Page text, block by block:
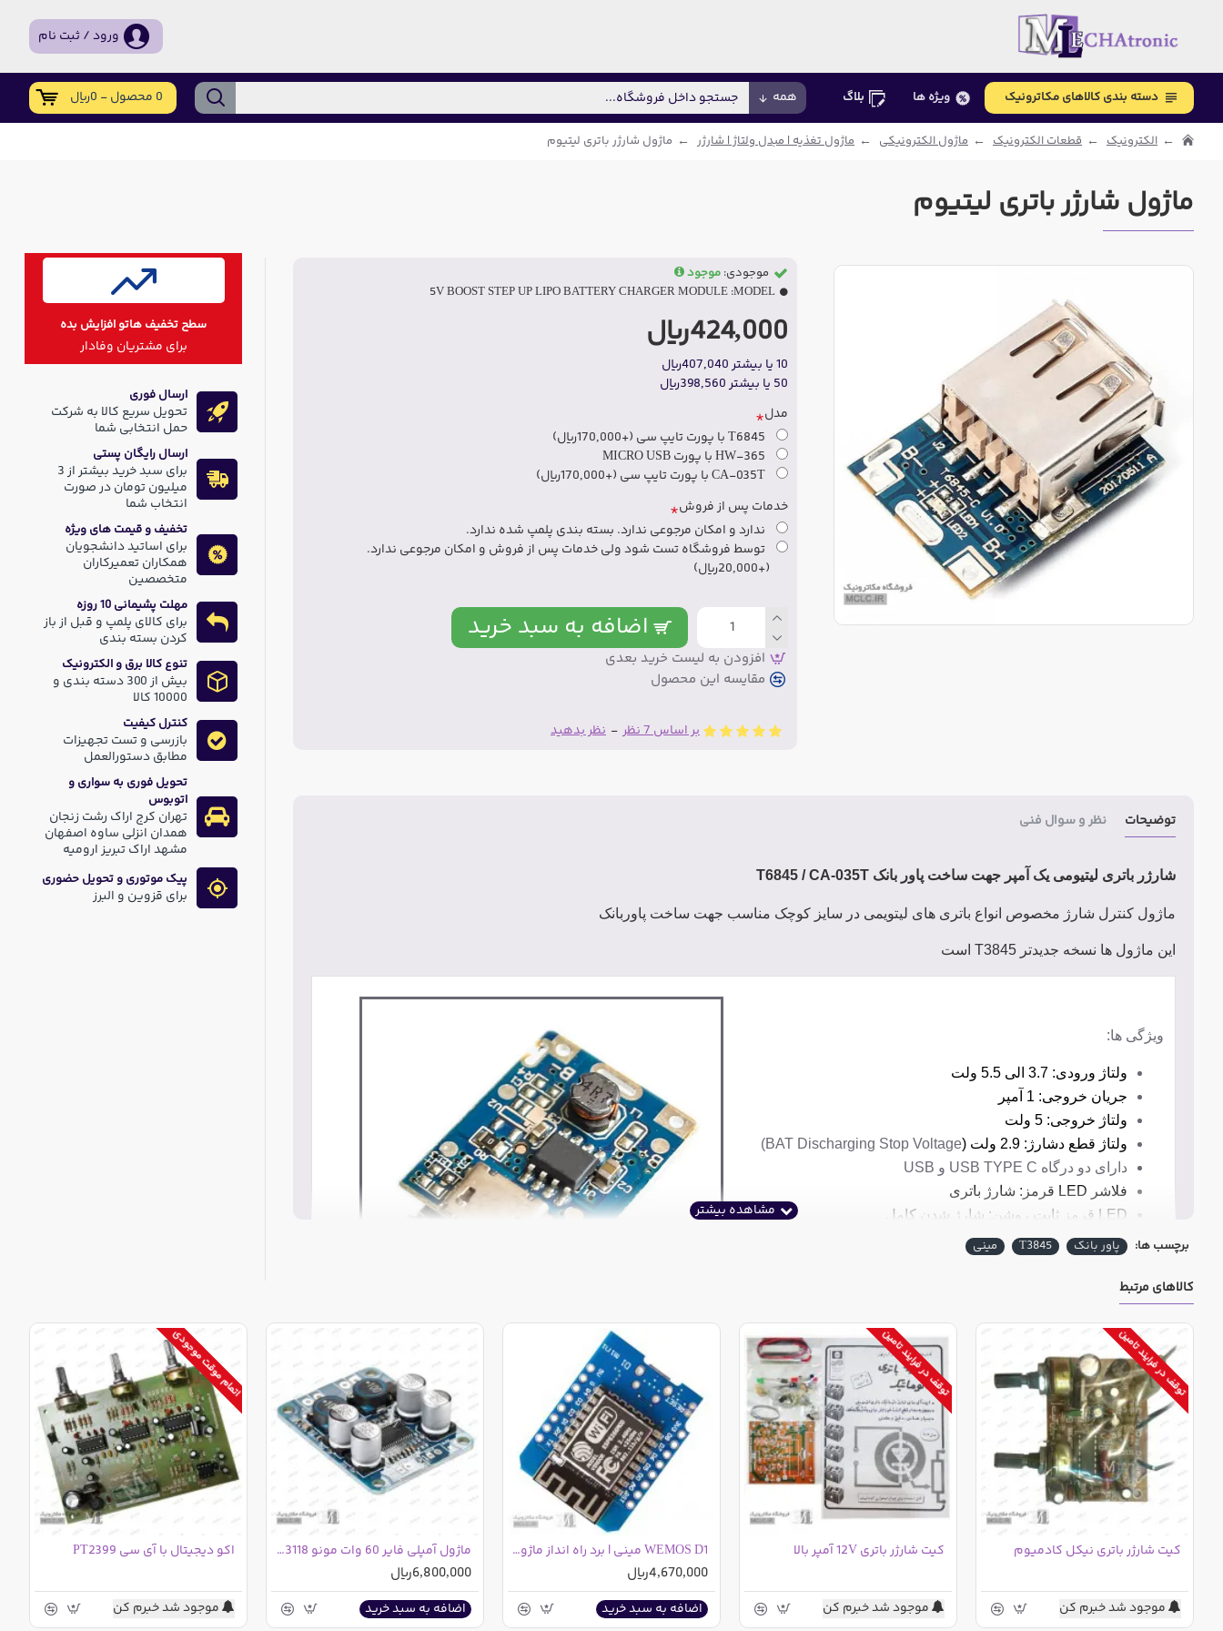
ورود / ثبت نام
دسته بندی کالاهای مکاترونیک ویژه ها بلاگ همه 0 محصول - 0ریال
الکترونیک قطعات الکترونیک ماژول الکترونیکی ماژول تغذیه | مبدل ولتاژ | شارژر ماژول شارژر باتری لیتیوم
ماژول شارژر باتری لیتیوم
بر اساس 7 نظر - نظر بدهید
424,000ریال
10 یا بیشتر 407,040ریال
50 یا بیشتر 398,560ریال
موجودی: موجود
MODEL:
5V BOOST STEP UP LIPO BATTERY CHARGER MODULE
مدل
T6845 با پورت تایپ سی
(+170,000ریال)
HW-365 با پورت MICRO USB
CA-035T با پورت تایپ سی
(+170,000ریال)
خدمات پس از فروش
ندارد و امکان مرجوعی ندارد. بسته بندی پلمپ شده ندارد.
توسط فروشگاه تست شود ولی خدمات پس از فروش و امکان مرجوعی ندارد.
(+20,000ریال)
اضافه به سبد خرید
افزودن به لیست خرید بعدی
مقایسه این محصول
توضیحات نظر و سوال فنی
شارژر باتری لیتیومی یک آمپر جهت ساخت پاور بانک T6845 / CA-035T
ماژول کنترل شارژ مخصوص انواع باتری های لیتویمی در سایز کوچک مناسب جهت ساخت پاوربانک
این ماژول ها نسخه جدیدتر T3845 است
ویژگی ها:
ولتاژ ورودی: 3.7 الی 5.5 ولت
جریان خروجی: 1 آمپر
ولتاژ خروجی: 5 ولت
ولتاژ قطع دشارژ: 2.9 ولت (
BAT Discharging Stop Voltage)
دارای دو درگاه USB TYPE C و USB
فلاشر LED قرمز: شارژ باتری
LED قرمز ثابت روشن: شارژ شدن کامل
فلاشر LED آبی: دشارژ باتری (این ال ای دی در ماژول های
طول 20 میلی متر
عرض 18 میلی متر
خدمات پس از فروش:
این کالا خدمات پس از فروش و امکان مرجوعی ندارد و با توجه به پلمپ نبودن آن، مهلت بازگشت ندارد.
مستحضر باشید سازنده کالا شرایط تعمیر و خدمات پس از فروش ارائه نداده است و بنابراین فروشگاه نیز نمیتواند در این خصوص سرویس خاصی
همچنین در صورتی که قصد خرید عمده از این کالا را دارید پیشنهاد میگردد تعدادی نمونه خریداری و کیفیت آنرا با توجه به نیاز خود بررسی نمایید و
در صورت انتخاب گزینه تست: کالا پیش از ارسال توسط فروشگاه تست اولیه میگردد، یعنی صرفا ولتاژ ورودی اعمال شده و خروجی آن کنترل
برچسب ها: پاور بانک T3845 مینی
سطح تخفیف هاتو افزایش بده
برای مشتریان وفادار
ارسال فوری
تحویل سریع کالا به شرکت
حمل انتخابی شما
ارسال رایگان پستی
برای سبد خرید بیشتر از 3
میلیون تومان در صورت
انتخاب شما
تخفیف و قیمت های ویژه
برای اساتید دانشجویان
همکاران تعمیرکاران
متخصصین
مهلت پشیمانی 10 روزه
برای کالای پلمپ و قبل از باز
کردن بسته بندی
تنوع کالا برق و الکترونیک
بیش از 300 دسته بندی و
10000 کالا
کنترل کیفیت
بازرسی و تست تجهیزات
مطابق دستورالعمل
تحویل فوری به سواری و
اتوبوس
تهران کرج اراک رشت زنجان
همدان انزلی ساوه اصفهان
مشهد اراک تبریز ارومیه
پیک موتوری و تحویل حضوری
برای قزوین و البرز
کالاهای مرتبط
توقف در فرایند تامین
کیت شارژر باتری نیکل کادمیوم
موجود شد خبرم کن
توقف در فرایند تامین
کیت شارژر باتری 12V آمپر بالا
موجود شد خبرم کن
WEMOS D1 مینی | برد راه انداز ماژول وای فای ESP8266MOD D1
4,670,000ریال
اضافه به سبد خرید
ماژول آمپلی فایر 60 وات مونو TPA3118
6,800,000ریال
اضافه به سبد خرید
اتمام موقت موجودی
اکو دیجیتال با آی سی PT2399
موجود شد خبرم کن